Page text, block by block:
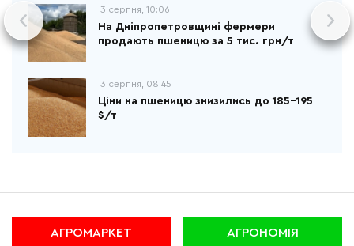
3 серпня, 10:06
На Дніпропетровщині фермери
продають пшеницю за 5 тис. грн/т
3 серпня, 08:45
Ціни на пшеницю знизились до 185-195
$/т
АГРОМАРКЕТ АГРОНОМІЯ